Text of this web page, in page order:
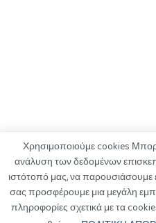
ΟΡΟΙ ΧΡΗΣΗΣ ΠΟΛΙΤΙΚΗ
ΚΑΤΑΓΓΕΛΙΕΣ
Χρησιμοποιούμε cookies
ανάλυση των δεδομένων
ιστότοπό μας, να παρουσιάσουμε
σας προσφέρουμε μια μεγάλη
πληροφορίες σχετικά με τα